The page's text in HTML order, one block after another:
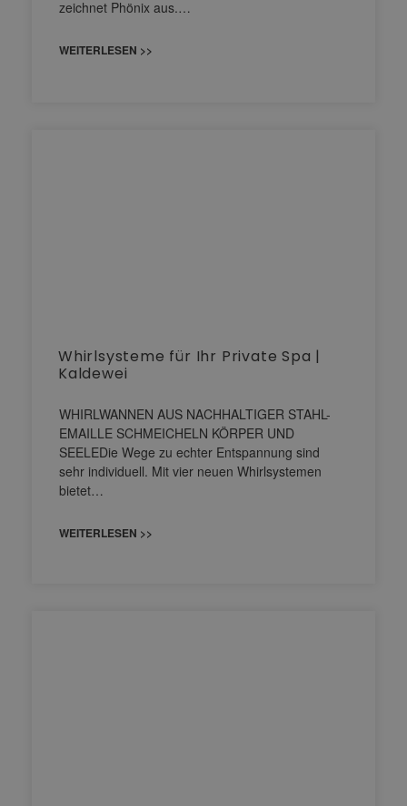
zeichnet Phönix aus.…
WEITERLESEN >>
Whirlsysteme für Ihr Private Spa |
Kaldewei
WHIRLWANNEN AUS NACHHALTIGER STAHL-
EMAILLE SCHMEICHELN KÖRPER UND
SEELEDie Wege zu echter Entspannung sind
sehr individuell. Mit vier neuen Whirlsystemen
bietet…
WEITERLESEN >>